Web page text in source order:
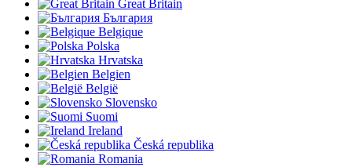
Great Britain
България
Belgique
Polska
Hrvatska
Belgien
België
Slovensko
Suomi
Ireland
Česká republika
Romania